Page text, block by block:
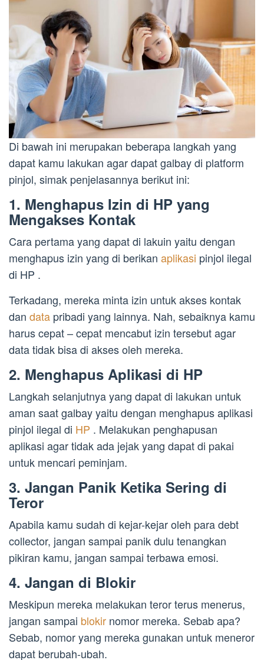
Di bawah ini merupakan beberapa langkah yang
dapat kamu lakukan agar dapat galbay di platform
pinjol, simak penjelasannya berikut ini:
1. Menghapus Izin di HP yang
Mengakses Kontak
Cara pertama yang dapat di lakuin yaitu dengan
menghapus izin yang di berikan aplikasi pinjol ilegal
di HP .
Terkadang, mereka minta izin untuk akses kontak
dan data pribadi yang lainnya. Nah, sebaiknya kamu
harus cepat – cepat mencabut izin tersebut agar
data tidak bisa di akses oleh mereka.
2. Menghapus Aplikasi di HP
Langkah selanjutnya yang dapat di lakukan untuk
aman saat galbay yaitu dengan menghapus aplikasi
pinjol ilegal di HP . Melakukan penghapusan
aplikasi agar tidak ada jejak yang dapat di pakai
untuk mencari peminjam.
3. Jangan Panik Ketika Sering di
Teror
Apabila kamu sudah di kejar-kejar oleh para debt
collector, jangan sampai panik dulu tenangkan
pikiran kamu, jangan sampai terbawa emosi.
4. Jangan di Blokir
Meskipun mereka melakukan teror terus menerus,
jangan sampai blokir nomor mereka. Sebab apa?
Sebab, nomor yang mereka gunakan untuk meneror
dapat berubah-ubah.